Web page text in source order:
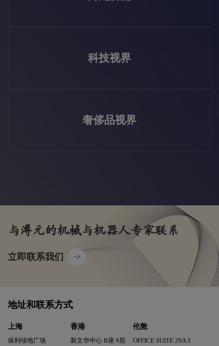
科技视界
奢侈品视界
与溥元的机械与机器人专家联系
立即联系我们
地址和联系方式
上海
保利绿地广场
香港
新文华中心 B座 9层
伦敦
OFFICE SUITE 29A 3